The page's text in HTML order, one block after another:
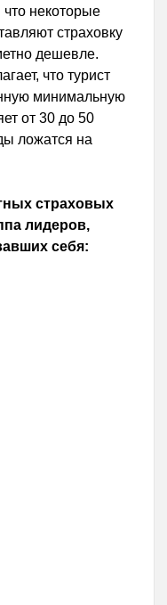
что некоторые
страховку
дешевле.
что турист
минимальную
от 30 до 50
ложатся на
страховых
лидеров,
себя: